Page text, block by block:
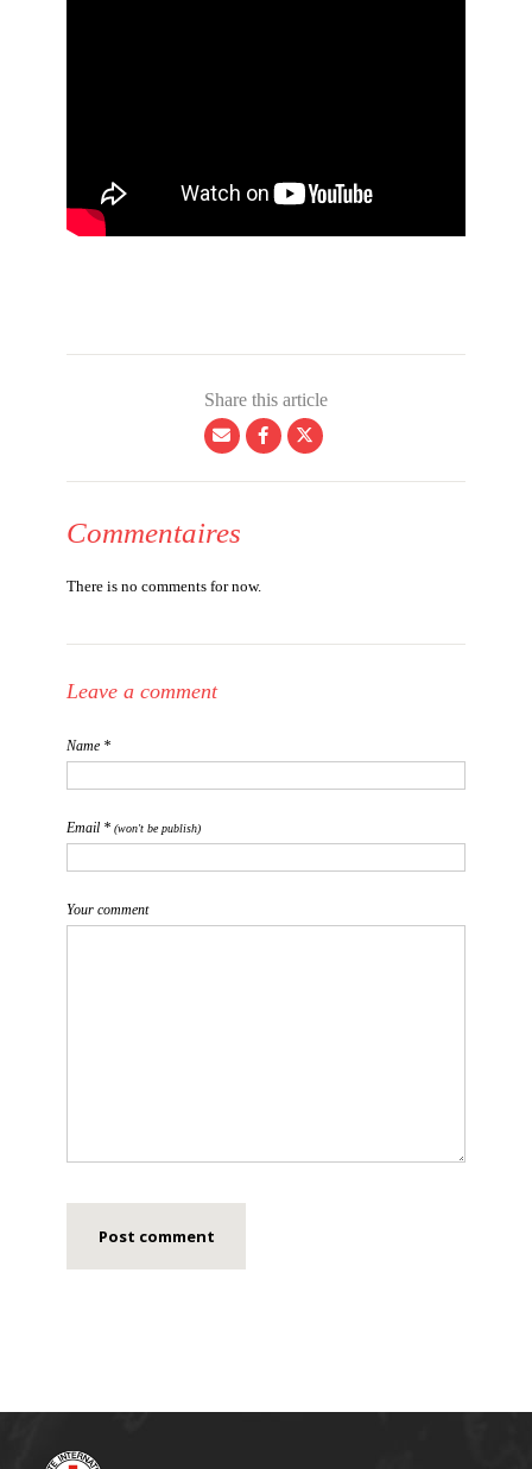
Share this article
Commentaires
There is no comments for now.
Leave a comment
Name *
Email * (won't be publish)
Your comment